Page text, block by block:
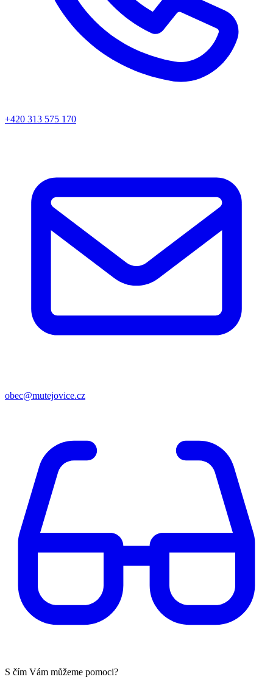
+420 313 575 170
obec@mutejovice.cz
S čím Vám můžeme pomoci?